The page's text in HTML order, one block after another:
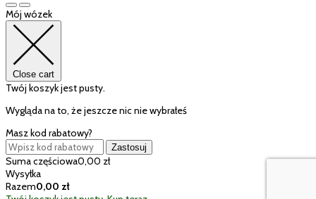
Mój wózek
Close cart
Twój koszyk jest pusty.
Wygląda na to, że jeszcze nic nie wybrałeś
Masz kod rabatowy?
Zastosuj
Suma częściowa0,00 zł
Wysyłka
Razem0,00 zł